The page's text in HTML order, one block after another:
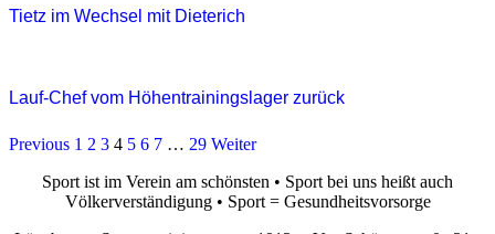
Tietz im Wechsel mit Dieterich
Lauf-Chef vom Höhentrainingslager zurück
Previous 1 2 3 4 5 6 7 … 29 Weiter
Sport ist im Verein am schönsten • Sport bei uns heißt auch
Völkerverständigung • Sport = Gesundheitsvorsorge